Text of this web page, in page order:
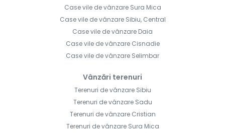
Case vile de vânzare Sura Mica
Case vile de vânzare Sibiu, Central
Case vile de vânzare Daia
Case vile de vânzare Cisnadie
Case vile de vânzare Selimbar
Vânzări terenuri
Terenuri de vânzare Sibiu
Terenuri de vânzare Sadu
Terenuri de vânzare Cristian
Terenuri de vânzare Sura Mica